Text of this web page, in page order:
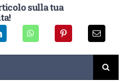
sulla tua